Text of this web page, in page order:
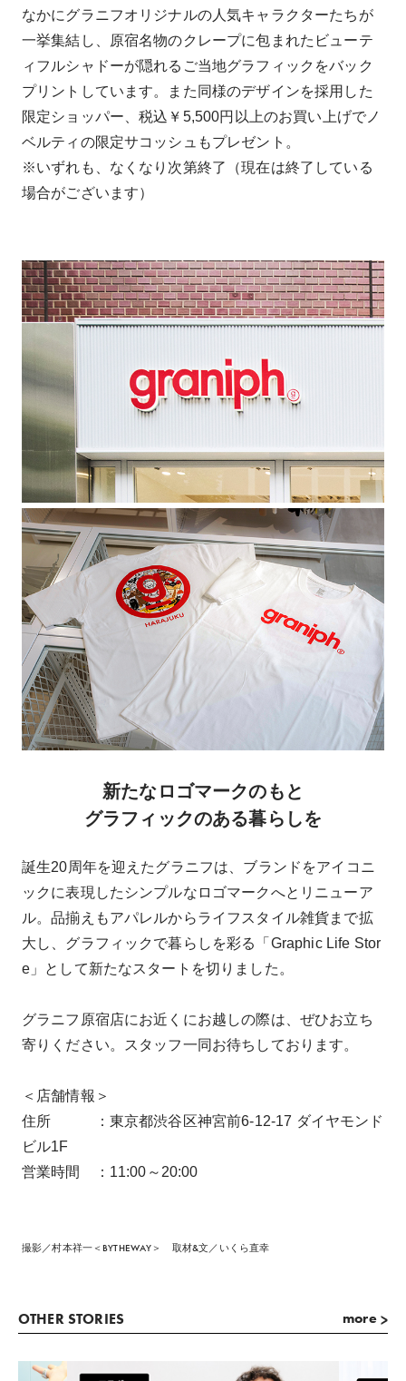
なかにグラニフオリジナルの人気キャラクターたちが
一挙集結し、原宿名物のクレープに包まれたビューテ
ィフルシャドーが隠れるご当地グラフィックをバック
プリントしています。また同様のデザインを採用した
限定ショッパー、税込￥5,500円以上のお買い上げでノ
ベルティの限定サコッシュもプレゼント。
※いずれも、なくなり次第終了（現在は終了している
場合がございます）
新たなロゴマークのもと
グラフィックのある暮らしを
誕生20周年を迎えたグラニフは、ブランドをアイコニ
ックに表現したシンプルなロゴマークへとリニューア
ル。品揃えもアパレルからライフスタイル雑貨まで拡
大し、グラフィックで暮らしを彩る「Graphic Life Stor
e」として新たなスタートを切りました。
グラニフ原宿店にお近くにお越しの際は、ぜひお立ち
寄りください。スタッフ一同お待ちしております。
＜店舗情報＞
住所 ：東京都渋谷区神宮前6-12-17 ダイヤモンド
ビル1F
営業時間 ：11:00～20:00
撮影／村本祥一＜BYTHEWAY＞ 取材&文／いくら直幸
OTHER STORIES more>